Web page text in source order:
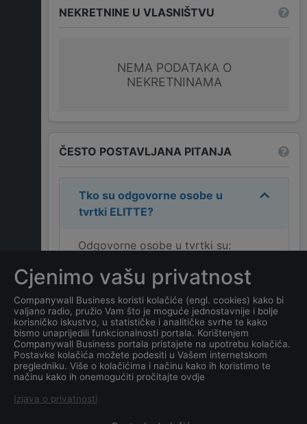
NEKRETNINE U VLASNIŠTVU
NEMA PODATAKA O
NEKRETNINAMA
ČESTO POSTAVLJANA PITANJA
Tko su odgovorne osobe u
tvrtki ELITTE?
Odgovorne osobe u tvrtki su:
DROBNJAK, DOJČILO DROBNJAK
Koja je adresa tvrtke
ELITTE?
Koji je datum osnivanja
tvrtkeELITTE?
Cjenimo vašu privatnost
Companywall Business koristi kolačiće (engl. cookies) kako bi
valjano radio, pružio Vam što je moguće jednostavnije i bolje
korisničko iskustvo, u statističke i analitičke svrhe te kako
bismo unaprijedili funkcionalnosti portala. Korištenjem
Companywall Business portala pristajete na upotrebu kolačića.
Postavke kolačića možete podesiti u Vašem internetskom
pregledniku. Više o kolačićima i načinu kako ih koristimo te
načinu kako ih onemogućiti pročitajte ovdje
Izjava o privatnosti